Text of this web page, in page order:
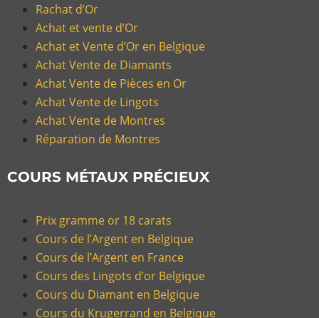
Rachat d’Or
Achat et vente d’Or
Achat et Vente d’Or en Belgique
Achat Vente de Diamants
Achat Vente de Pièces en Or
Achat Vente de Lingots
Achat Vente de Montres
Réparation de Montres
COURS MÉTAUX PRÉCIEUX
Prix gramme or 18 carats
Cours de l’Argent en Belgique
Cours de l’Argent en France
Cours des Lingots d’or Belgique
Cours du Diamant en Belgique
Cours du Krugerrand en Belgique